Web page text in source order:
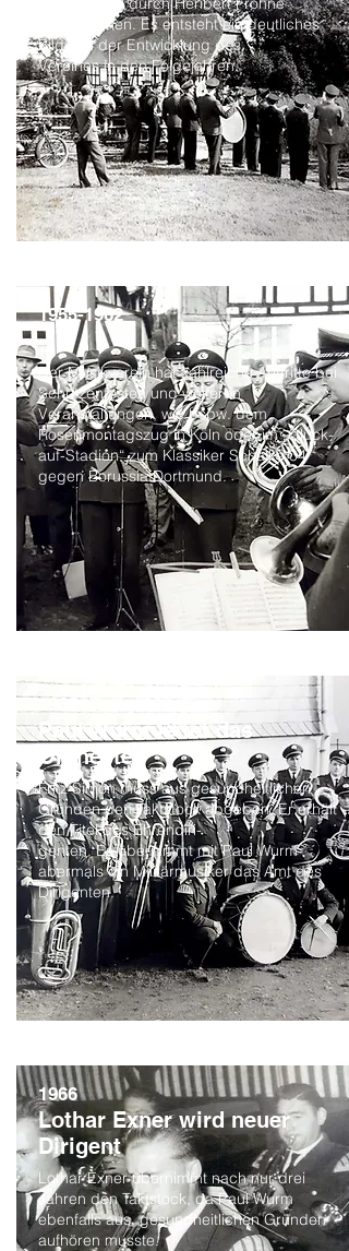
übernommen. Es entsteht ein deutliches
Bild von der Entwicklung des
Vereines in den Folgejahren.
_
Der Musikverein hat zahlreiche Auftritte bei
Schützenfesten und weiteren
Veranstaltungen, wie bspw. dem
Rosenmontagszug in Köln oder im „Glück-
auf-Stadion“ zum Klassiker Schalke 04
gegen Borussia Dortmund.
1955-1962
Paul Wurm leitet das
Orchester
Fritz Simon muss aus gesundheitlichen
Gründen den Taktstock abgeben. Er erhält
den Titel des Ehrendiri-
genten. Es übernimmt mit Paul Wurm
abermals ein Militärmusiker das Amt des
Dirigenten.
1962
Lothar Exner wird neuer
Dirigent
Lothar Exner übernimmt nach nur drei
Jahren den Taktstock, da Paul Wurm
ebenfalls aus gesundheitlichen Gründen
aufhören musste.
1966